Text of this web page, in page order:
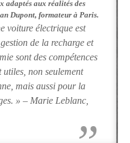
adaptés aux réalités des
Dupont, formateur à Paris.
voiture électrique est
de la recharge et
sont des compétences
utiles, non seulement
mais aussi pour la
» – Marie Leblanc,